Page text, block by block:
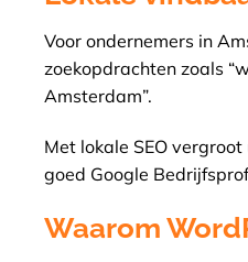
Voor ondernemers in
zoekopdrachten zoals
Amsterdam”.
Met lokale SEO
goed Google
Waarom